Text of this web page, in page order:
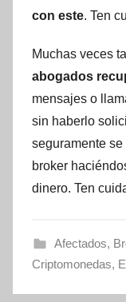
con este. Ten
Muchas veces
abogados
mensajes o
sin haberlo
seguramente
broker
dinero. Ten
Afectados,
Criptomonedas,